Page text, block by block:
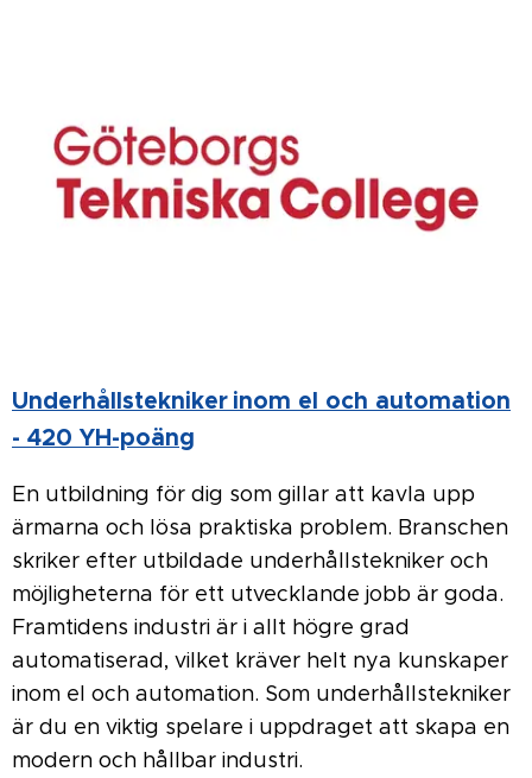
Under­hålls­tek­niker inom el och automation
- 420 YH-poäng
En utbildning för dig som gillar att kavla upp
ärmarna och lösa praktiska problem. Branschen
skriker efter utbildade underhållstekniker och
möjligheterna för ett utvecklande jobb är goda.
Framtidens industri är i allt högre grad
automatiserad, vilket kräver helt nya kunskaper
inom el och automation. Som underhållstekniker
är du en viktig spelare i uppdraget att skapa en
modern och hållbar industri.